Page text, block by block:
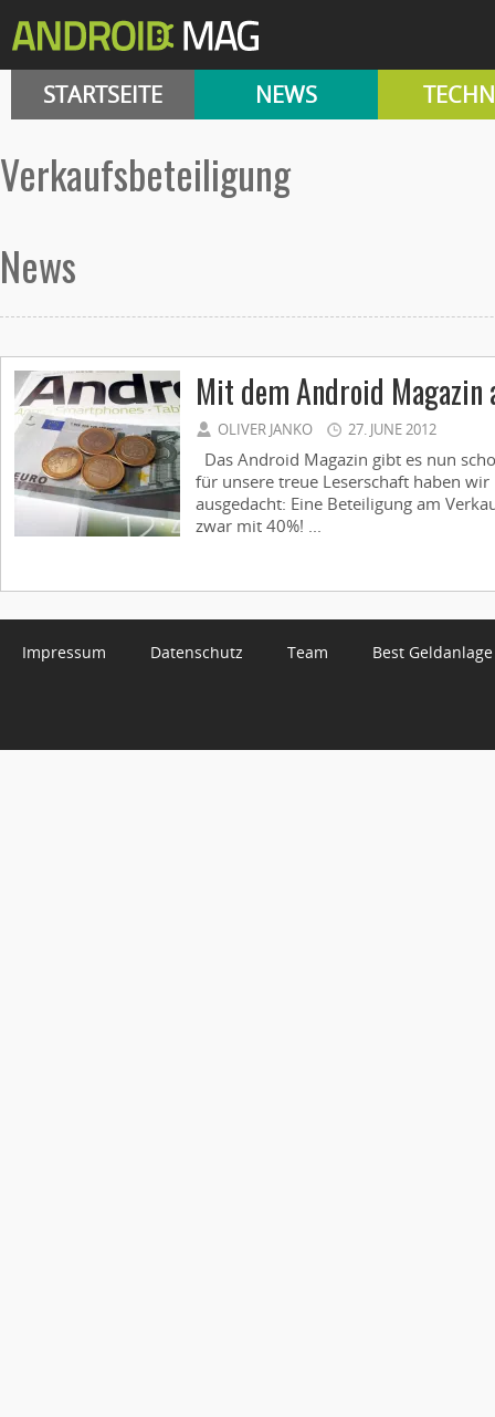
STARTSEITE NEWS
Verkaufsbeteiligung
News
Mit dem Android Magazin
OLIVER JANKO 27. JUNE 2012
Das Android Magazin gibt es nun
für unsere treue Leserschaft haben wir
ausgedacht: Eine Beteiligung am
zwar mit 40%! ...
Impressum Datenschutz Team Best Geldanlage